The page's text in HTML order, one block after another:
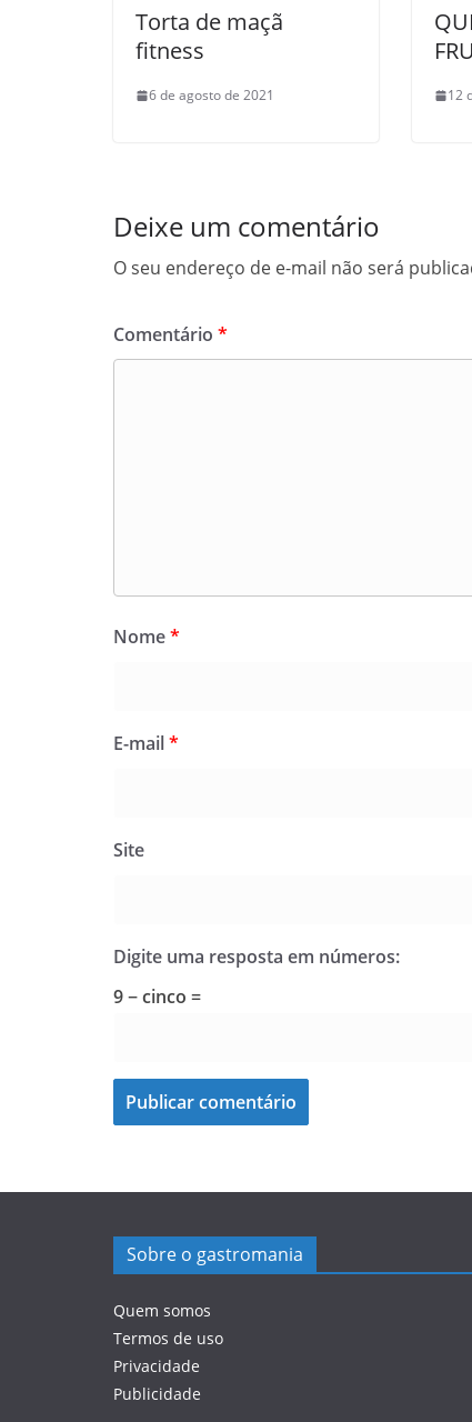
Torta de maçã
fitness
6 de agosto de 2021 12
Deixe um comentário
O seu endereço de e-mail não será
Comentário *
Nome*
E-mail*
Site
Digite uma resposta em números:
9 − cinco =
Sobre o gastromania
Quem somos
Termos de uso
Privacidade
Publicidade